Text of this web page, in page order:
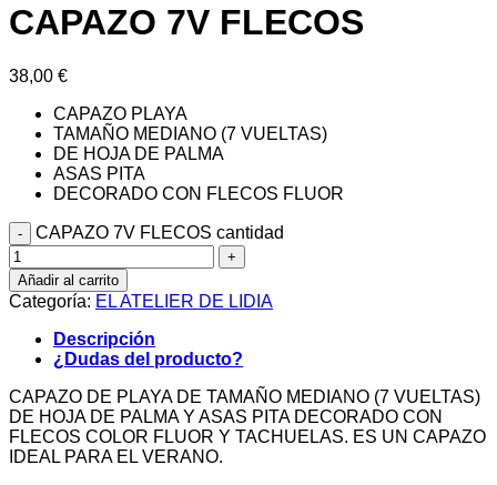
CAPAZO 7V FLECOS
38,00 €
CAPAZO PLAYA
TAMAÑO MEDIANO (7 VUELTAS)
DE HOJA DE PALMA
ASAS PITA
DECORADO CON FLECOS FLUOR
CAPAZO 7V FLECOS cantidad
Añadir al carrito
Categoría: EL ATELIER DE LIDIA
Descripción
¿Dudas del producto?
CAPAZO DE PLAYA DE TAMAÑO MEDIANO (7 VUELTAS)
DE HOJA DE PALMA Y ASAS PITA DECORADO CON
FLECOS COLOR FLUOR Y TACHUELAS. ES UN CAPAZO
IDEAL PARA EL VERANO.